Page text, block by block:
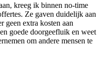
kreeg ik binnen no-time
Ze gaven duidelijk aan
geen extra kosten aan
goede doorgeefluik en weet
om andere mensen te